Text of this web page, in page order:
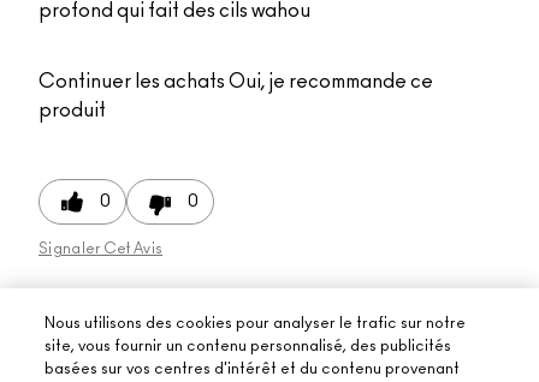
profond qui fait des cils wahou
Continuer les achats Oui, je recommande ce
produit
0 0
Signaler Cet Avis
Affichage des avis1-10
Nous utilisons des cookies pour analyser le trafic sur notre
site, vous fournir un contenu personnalisé, des publicités
basées sur vos centres d'intérêt et du contenu provenant